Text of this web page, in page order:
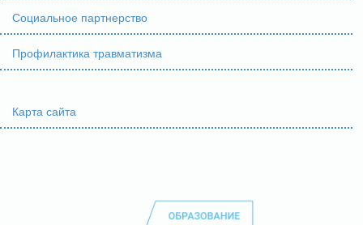
Социальное партнерство
Профилактика травматизма
Карта сайта